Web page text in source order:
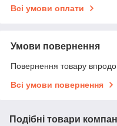
Всі умови оплати
Умови повернення
Повернення товару
Всі умови повернення
Подібні товари